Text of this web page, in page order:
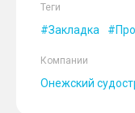
Теги
Закладка
Компании
Онежский